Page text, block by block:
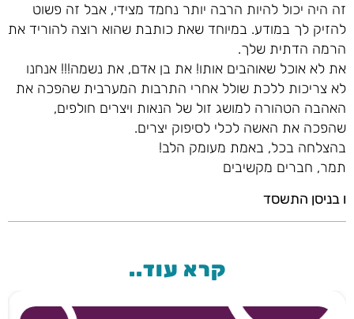
זה היה יכול להיות הרבה יותר נחמד מצידי, אבל זה פשוט
להזיק לך במודע. במיוחד שאת כותבת שהוא רוצה להוריד את
הרמה הדתית שלך.
את לא אוכל שאוהבים אותו! את בן אדם, את נשמה!!! אנחנו
לא צריכות ללכת שולל אחרי התרבות המערבית שהפכה את
האהבה הטהורה למושג זול של הנאות ויצרים חולפים,
שהפכה את האשה לכלי לסיפוק יצרים.
בהצלחה בכל, באמת מעומק הלב!
תמר, חברים מקשיבים
ו בניסן התשסד
קרא עוד..